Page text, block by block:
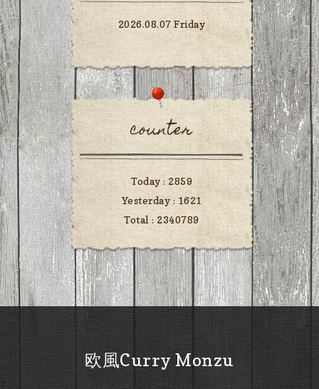
2026.08.07 Friday
counter
Today : 2859
Yesterday : 1621
Total : 2340789
欧風Curry Monzu